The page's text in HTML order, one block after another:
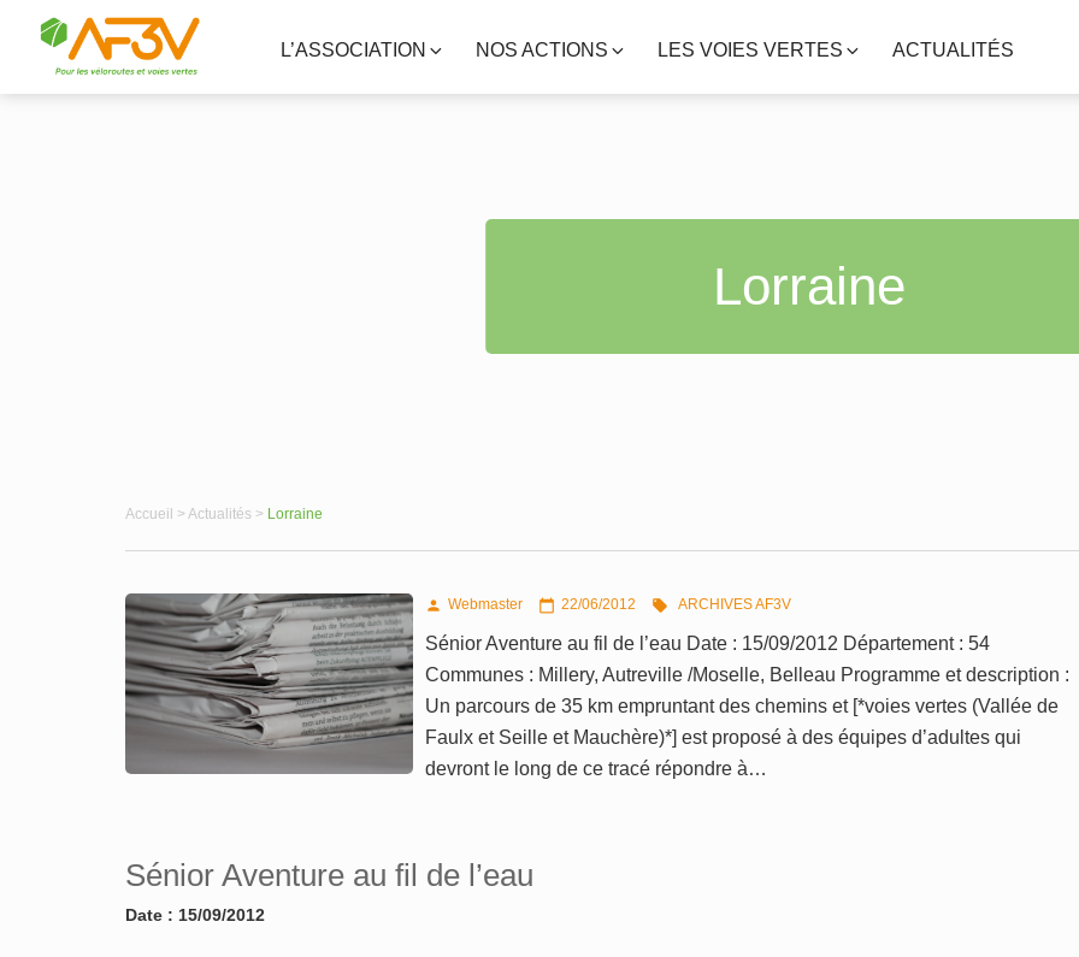
L’ASSOCIATION NOS ACTIONS LES VOIES VERTES ACTUALITÉS
Lorraine
Accueil > Actualités > Lorraine
 Webmaster  22/06/2012  ARCHIVES AF3V
Sénior Aventure au fil de l’eau Date : 15/09/2012 Département : 54
Communes : Millery, Autreville /Moselle, Belleau Programme et description :
Un parcours de 35 km empruntant des chemins et [*voies vertes (Vallée de
Faulx et Seille et Mauchère)*] est proposé à des équipes d’adultes qui
devront le long de ce tracé répondre à…
Sénior Aventure au fil de l’eau
Date : 15/09/2012